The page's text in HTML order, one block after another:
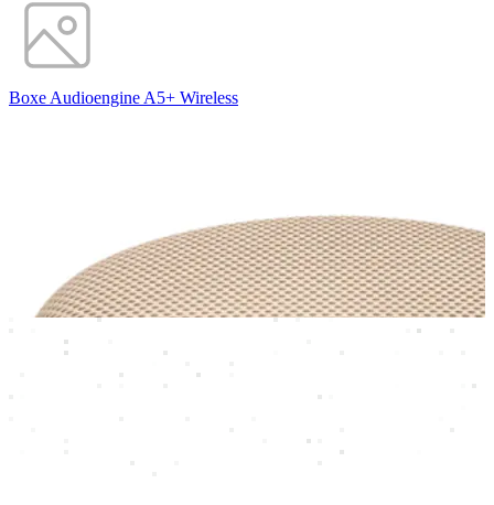
Boxe Audioengine A5+ Wireless